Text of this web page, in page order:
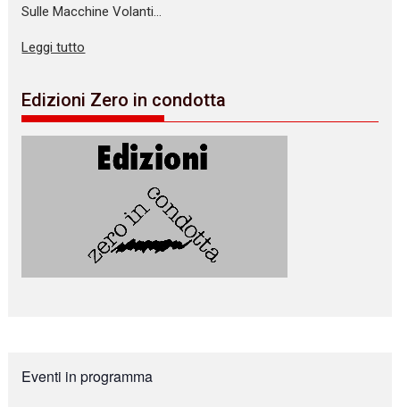
Sulle Macchine Volanti…
Leggi tutto
Edizioni Zero in condotta
Eventi in programma